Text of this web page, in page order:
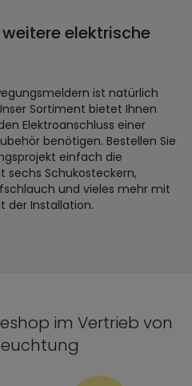
elektrische
ist natürlich
Sortiment bietet Ihnen
Elektroanschluss einer
benötigen. Bestellen Sie
einfach die
sechs Schukosteckern,
und vieles mehr mit
der Installation.
im Vertrieb von